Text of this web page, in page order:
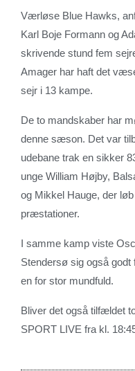
Værløse Blue Hawks,
Karl Boje Formann og
skrivende stund fem
Amager har haft det
sejr i 13 kampe.
De to mandskaber har
denne sæson. Det var
udebane trak en sikker
unge William Højby,
og Mikkel Hauge, der
præstationer.
I samme kamp viste
Stendersø sig også
en for stor mundfuld.
Bliver det også tilfældet
SPORT LIVE fra kl.